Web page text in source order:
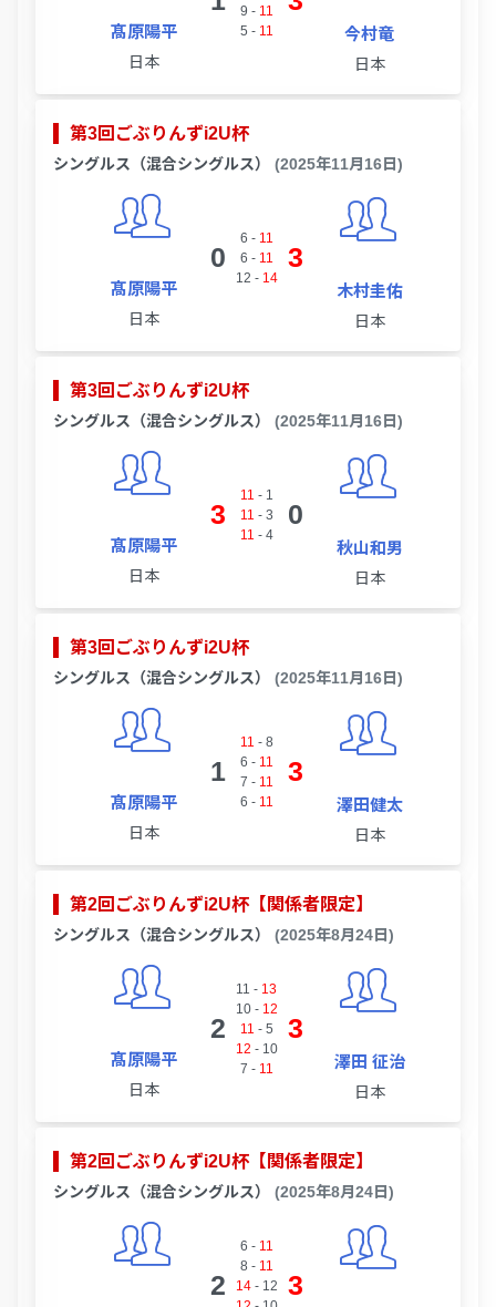
髙原陽平
日本
9 - 11
5 - 11 今村竜
日本
第3回ごぶりんずi2U杯
シングルス（混合シングルス） (2025年11月16日)
髙原陽平
日本
0
6 - 11
6 - 11
12 - 14
3
木村圭佑
日本
第3回ごぶりんずi2U杯
シングルス（混合シングルス） (2025年11月16日)
髙原陽平
日本
3
11 - 1
11 - 3
11 - 4
0
秋山和男
日本
第3回ごぶりんずi2U杯
シングルス（混合シングルス） (2025年11月16日)
髙原陽平
日本
1
11 - 8
6 - 11
7 - 11
6 - 11
3
澤田健太
日本
第2回ごぶりんずi2U杯【関係者限定】
シングルス（混合シングルス） (2025年8月24日)
髙原陽平
日本
2
11 - 13
10- 12
11 - 5
12 - 10
7 - 11
3
澤田 征治
日本
第2回ごぶりんずi2U杯【関係者限定】
シングルス（混合シングルス） (2025年8月24日)
2
6 - 11
8 - 11
14- 12
3